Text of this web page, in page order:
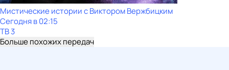
Мистические истории с Виктoром Bержбицким
Сегодня в 02:15
ТВ 3
Больше похожих передач